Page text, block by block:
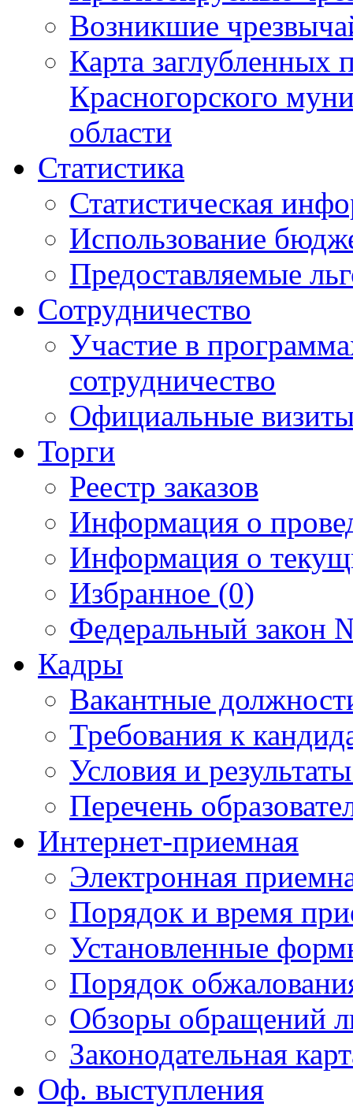
Возникшие
Карта
Красногорского
области
Статистика
Статистическая
Использование
Предоставляемые
Сотрудничество
Участие в
сотрудничество
Официальные
Торги
Реестр заказов
Информация о
Информация о
Избранное (0)
Федеральный закон
Кадры
Вакантные
Требования к
Условия и
Перечень
Интернет-приемная
Электронная
Порядок и время
Установленные
Порядок
Обзоры обращений
Законодательная
Оф. выступления